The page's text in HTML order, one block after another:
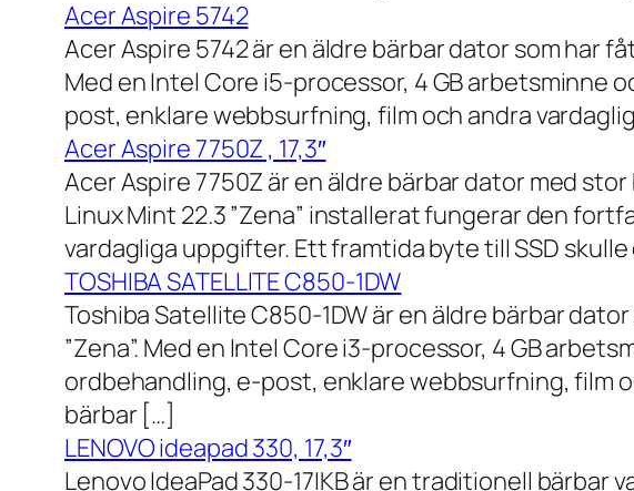
Acer Aspire 5742
Acer Aspire 5742 är en äldre bärbar dator som har
Med en Intel Core i5-processor, 4 GB
post, enklare webbsurfning, film och andra
Acer Aspire 7750Z , 17,3″
Acer Aspire 7750Z är en äldre bärbar dator med
Linux Mint 22.3 ”Zena” installerat fungerar den
vardagliga uppgifter. Ett framtida byte till SSD
TOSHIBA SATELLITE C850-1DW
Toshiba Satellite C850-1DW är en äldre bärbar
”Zena”. Med en Intel Core i3-processor, 4 GB
ordbehandling, e-post, enklare webbsurfning, film
bärbar […]
LENOVO ideapad 330, 17,3″
Lenovo IdeaPad 330-17IKB är en traditionell